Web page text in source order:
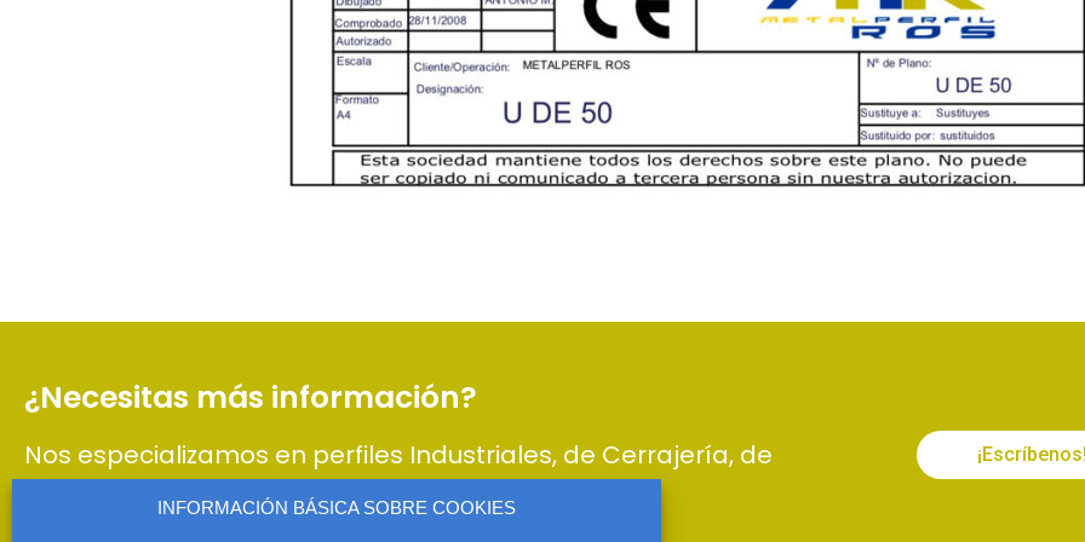
INFORMACIÓN BÁSICA SOBRE COOKIES
¿Necesitas más información?
Nos especializamos en perfiles Industriales, de Cerrajería, de
Mobiliario y para Invernaderos